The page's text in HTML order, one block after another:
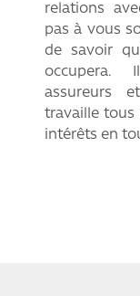
relations
pas à vous
de savoir
occupera.
assureurs
travaille tous
intérêts en